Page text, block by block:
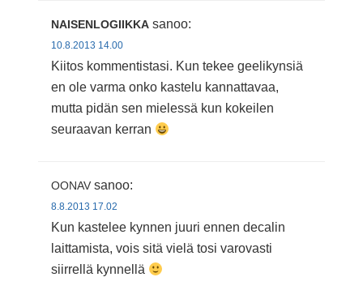
NAISENLOGIIKKA sanoo:
10.8.2013 14.00
Kiitos kommentistasi. Kun tekee geelikynsiä
en ole varma onko kastelu kannattavaa,
mutta pidän sen mielessä kun kokeilen
seuraavan kerran
OONAV sanoo:
8.8.2013 17.02
Kun kastelee kynnen juuri ennen decalin
laittamista, vois sitä vielä tosi varovasti
siirrellä kynnellä